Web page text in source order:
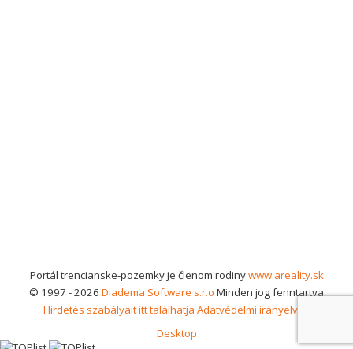
Portál trencianske-pozemky je členom rodinywww.areality.sk
© 1997 - 2026 Diadema Software s.r.o Minden jog fenntartva
Hirdetés szabályait itt találhatja Adatvédelmi irányelvek
Desktop